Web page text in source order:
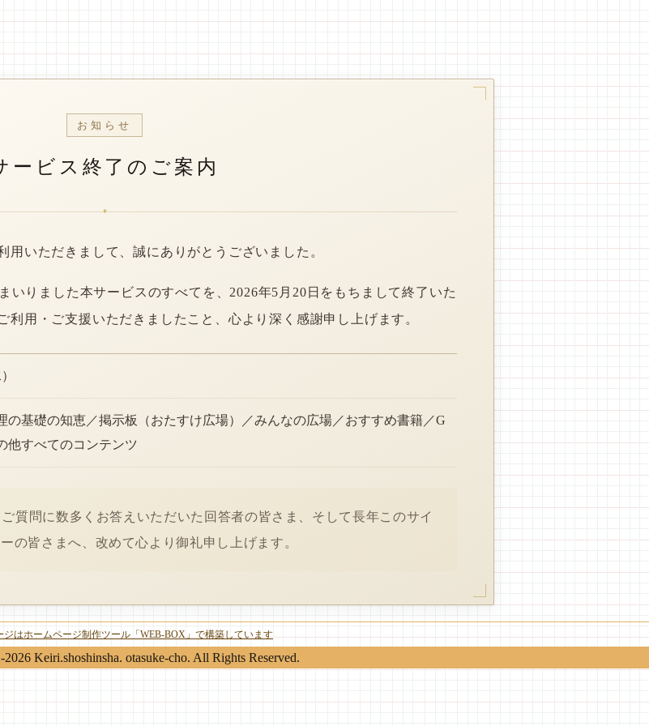
お知らせ
ービス終了のご案内
*
いただきまして、誠にありがとうございました。
いりました本サービスのすべてを、2026年5月20日をもちまして終了いた
利用・ご支援いただきましたこと、心より深く感謝申し上げます。
の基礎の知恵／掲示板（おたすけ広場）／みんなの広場／おすすめ書籍／G
他すべてのコンテンツ
質問に数多くお答えいただいた回答者の皆さま、そして長年このサイ
の皆さまへ、改めて心より御礼申し上げます。
ジはホームページ制作ツール「WEB-BOX」で構築しています
Keiri.shoshinsha. otasuke-cho. All Rights Reserved.